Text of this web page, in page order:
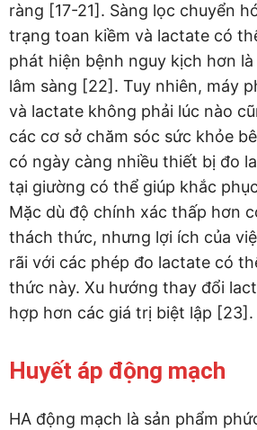
ràng [17-21]. Sàng lọc chuyển
trạng toan kiềm và lactate có
phát hiện bệnh nguy kịch hơn
lâm sàng [22]. Tuy nhiên, máy
và lactate không phải lúc nào
các cơ sở chăm sóc sức khỏe
có ngày càng nhiều thiết bị đo
tại giường có thể giúp khắc
Mặc dù độ chính xác thấp hơn
thách thức, nhưng lợi ích của
rãi với các phép đo lactate có
thức này. Xu hướng thay đổi
hợp hơn các giá trị biệt lập [23].
Huyết áp động mạch
HA động mạch là sản phẩm